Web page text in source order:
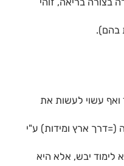
ואף עשוי לעשות את
(=דרך ארץ ומידות) ע"י
לימוד יבש, אלא היא